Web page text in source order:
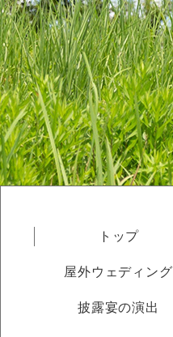
トップ
屋外ウェディング
披露宴の演出